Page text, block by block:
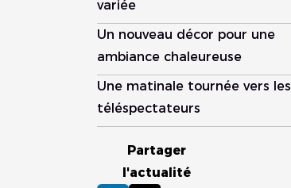
variée
Un nouveau décor pour une
ambiance chaleureuse
Une matinale tournée vers les
téléspectateurs
Partager
l'actualité